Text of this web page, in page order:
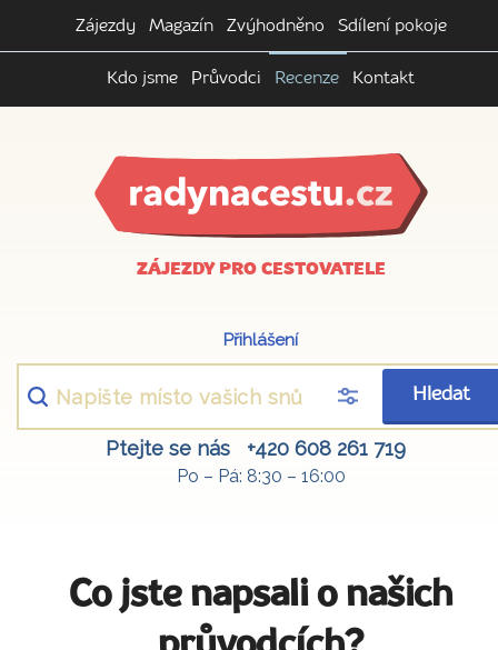
Zájezdy Magazín Zvýhodněno Sdílení pokoje
Kdo jsme Průvodci Recenze Kontakt
ZÁJEZDY PRO CESTOVATELE
Přihlášení
Hledat
Ptejte se nás +420 608 261 719
Po – Pá: 8:30 – 16:00
Co jste napsali o našich